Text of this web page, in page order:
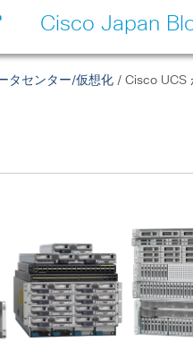
Cisco Japan
タセンター/仮想化 / Cisco UCS